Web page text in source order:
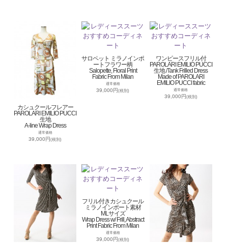
カシュクールフレアー
PAROLARI EMILIO PUCCI
生地
A-line Wrap Dress
通常価格
39,000円(税別)
サロペット ミラノインポ
ートフラワー柄
Salopette, Floral Print
Fabric From Milan
通常価格
39,000円(税別)
ワンピースフリル付
PAROLARI EMILIO PUCCI
生地 /Tank Frilled Dress
Made of PAROLARI
EMILIO PUCCI fabric
通常価格
39,000円(税別)
フリル付きカシュクール
ミラノインポート素材
MLサイズ
Wrap Dress w/ Frill, Abstract
Print Fabric From Milan
通常価格
39,000円(税別)